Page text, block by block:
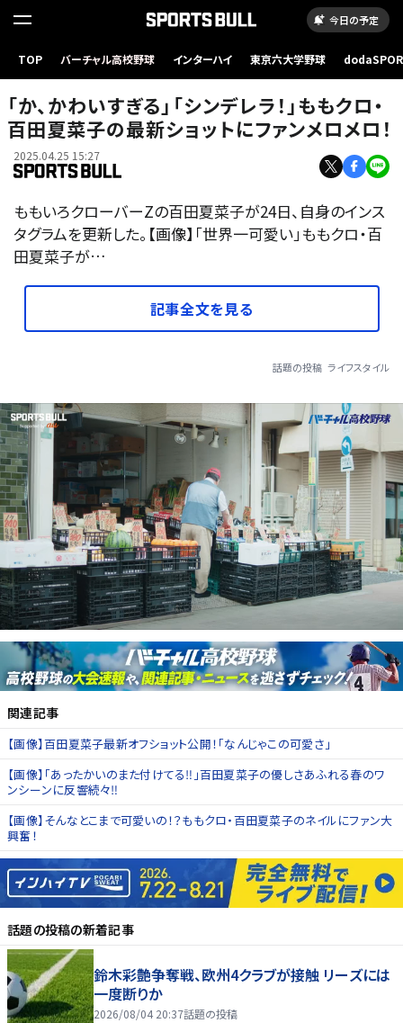
今日の予定
TOP バーチャル高校野球 インターハイ 東京六大学野球
「か、かわいすぎる」「シンデレラ！」ももクロ・
百田夏菜子の最新ショットにファンメロメロ！
2025.04.25 15:27
ももいろクローバーZの百田夏菜子が24日、自身のインス
タグラムを更新した。【画像】「世界一可愛い」ももクロ・百
田夏菜子が…
記事全文を見る
話題の投稿 ライフスタイル
関連記事
【画像】百田夏菜子最新オフショット公開！「なんじゃこの可愛さ」
【画像】「あったかいのまた付けてる‼」百田夏菜子の優しさあふれる春のワ
ンシーンに反響続々‼
【画像】そんなとこまで可愛いの！？ももクロ・百田夏菜子のネイルにファン大
興奮！
話題の投稿の新着記事
鈴木彩艶争奪戦、欧州4クラブが接触 リーズには
一度断りか
2026/08/04 20:37話題の投稿